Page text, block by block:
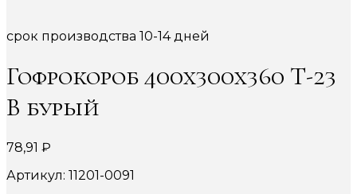
срок производства 10-14 дней
Гофрокороб 400х300х360 Т-23
В бурый
78,91 ₽
Артикул: 11201-0091